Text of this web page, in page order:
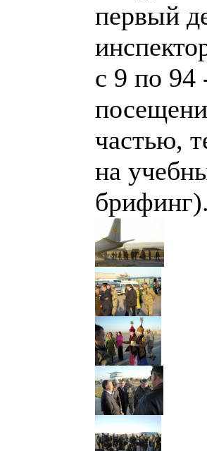
первый
с 9 по 94
частью,
на